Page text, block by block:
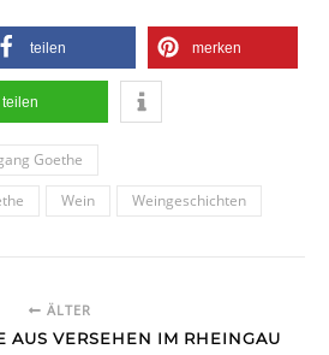
teilen merken
teilen
Goethe
Wein Weingeschichten
ÄLTER
AUS VERSEHEN IM RHEINGAU